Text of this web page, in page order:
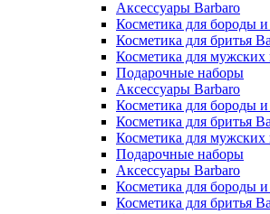
Аксессуары Barbaro
Косметика для бороды и
Косметика для бритья
Косметика для мужских
Подарочные наборы
Аксессуары Barbaro
Косметика для бороды и
Косметика для бритья
Косметика для мужских
Подарочные наборы
Аксессуары Barbaro
Косметика для бороды и
Косметика для бритья